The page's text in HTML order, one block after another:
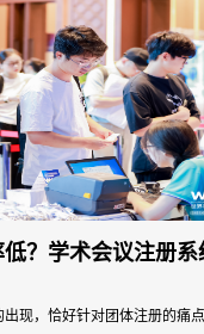
低？学术会议注册
现，恰好针对团体注册的痛